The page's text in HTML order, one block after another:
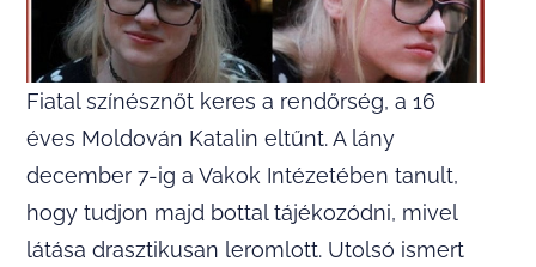
Fiatal színésznőt keres a rendőrség, a 16
éves Moldován Katalin eltűnt. A lány
december 7-ig a Vakok Intézetében tanult,
hogy tudjon majd bottal tájékozódni, mivel
látása drasztikusan leromlott. Utolsó ismert